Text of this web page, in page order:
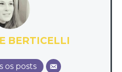
BERTICELLI
os posts